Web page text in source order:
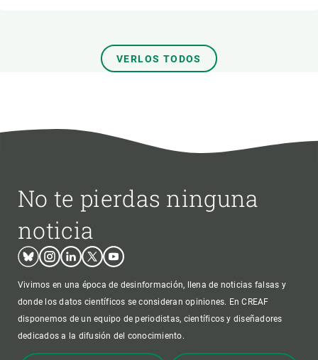
VERLOS TODOS
No te pierdas ninguna
noticia
BlueskyInstagram
LinkedinTwitterYoutube
Vivimos en una época de desinformación, llena de noticias falsas y
donde los datos científicos se consideran opiniones. En CREAF
disponemos de un equipo de periodistas, científicos y diseñadores
dedicados a la difusión del conocimiento.